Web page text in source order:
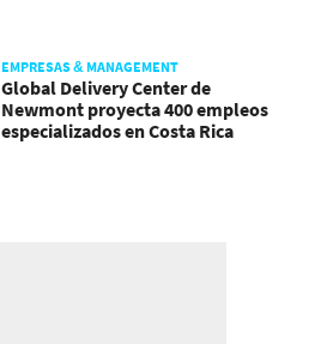
EMPRESAS & MANAGEMENT
Global Delivery Center de
Newmont proyecta 400 empleos
especializados en Costa Rica